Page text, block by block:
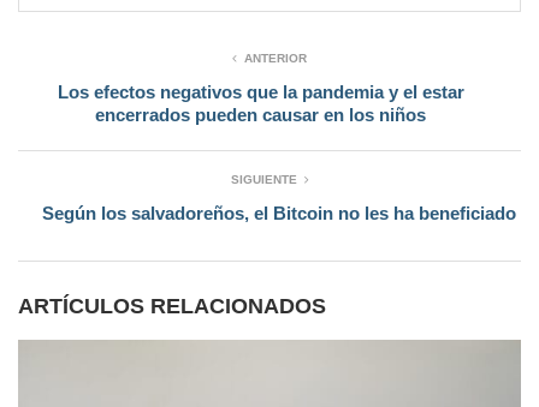
ANTERIOR
Los efectos negativos que la pandemia y el estar
encerrados pueden causar en los niños
SIGUIENTE
Según los salvadoreños, el Bitcoin no les ha beneficiado
ARTÍCULOS RELACIONADOS